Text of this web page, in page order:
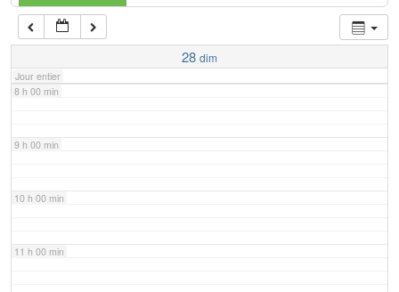
28 dim
Jour entier
7 h 00 min
8 h 00 min
9 h 00 min
10 h 00 min
11 h 00 min